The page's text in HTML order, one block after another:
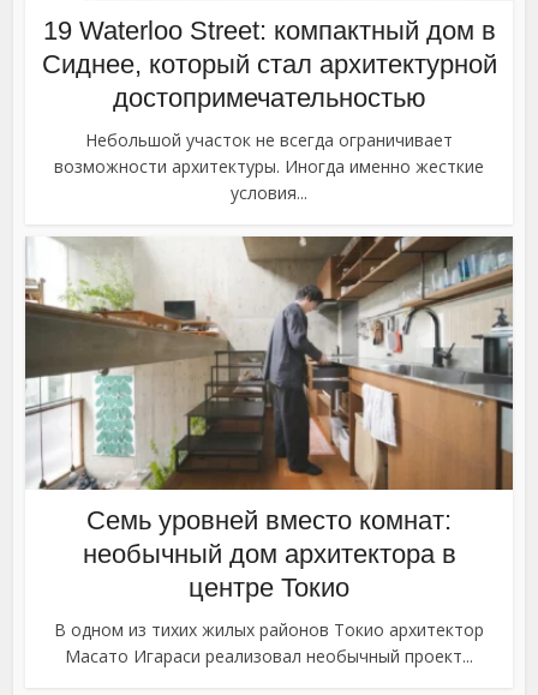
19 Waterloo Street: компактный дом в
Сиднее, который стал архитектурной
достопримечательностью
Небольшой участок не всегда ограничивает
возможности архитектуры. Иногда именно жесткие
условия...
Семь уровней вместо комнат:
необычный дом архитектора в
центре Токио
В одном из тихих жилых районов Токио архитектор
Масато Игараси реализовал необычный проект...